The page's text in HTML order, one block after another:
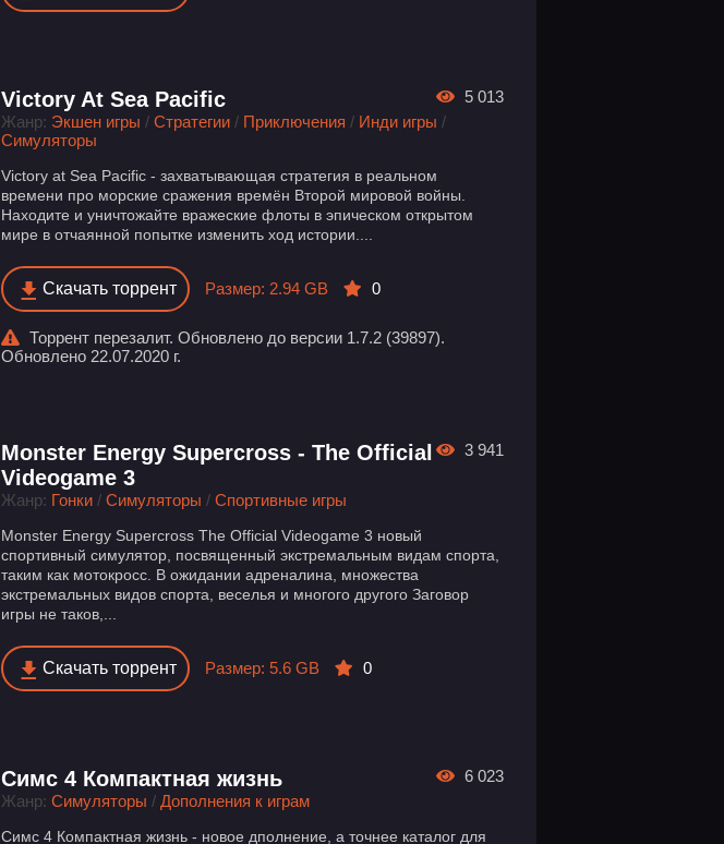
Victory At Sea Pacific
Жанр: Экшен игры /Стратегии / Приключения / Инди игры /
Симуляторы
Victory at Sea Pacific - захватывающая стратегия в реальном
времени про морские сражения времён Второй мировой войны.
Находите и уничтожайте вражеские флоты в эпическом открытом
мире в отчаянной попытке изменить ход истории....
Скачать торрент Размер: 2.94 GB 0
Торрент перезалит. Обновлено до версии 1.7.2 (39897).
Обновлено 22.07.2020 г.
5 013
Monster Energy Supercross - The Official
Videogame 3
Жанр: Гонки /Симуляторы /Спортивные игры
Monster Energy Supercross The Official Videogame 3 новый
спортивный симулятор, посвященный экстремальным видам спорта,
таким как мотокросс. В ожидании адреналина, множества
экстремальных видов спорта, веселья и многого другого Заговор
игры не таков,...
Скачать торрент Размер: 5.6 GB 0
3 941
Симс 4 Компактная жизнь
Жанр: Симуляторы /Дополнения к играм
Симс 4 Компактная жизнь - новое дполнение, а точнее каталог для
6 023